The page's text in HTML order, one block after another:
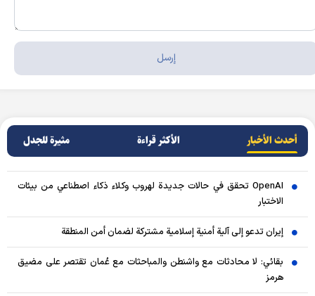
أحدث الأخبار الأکثر قراءة مثيرة للجدل
OpenAI تحقق في حالات جديدة لهروب وكلاء ذكاء اصطناعي من بيئات
الاختبار
إيران تدعو إلى آلية أمنية إسلامية مشتركة لضمان أمن المنطقة
بقائي: لا محادثات مع واشنطن والمباحثات مع عُمان تقتصر على مضيق
هرمز